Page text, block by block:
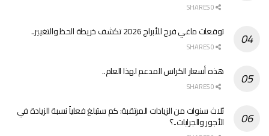
توقعات ماغي فرح للأبراج 2026 تكشف خريطة الحظ والتغيير..
هذه أسعار الكراس المدعم لهذا العام..
ثلاث سنوات من الزيادات المرتقبة: كم ستبلغ فعلياً نسبة الزيادة في
الأجور والجرايات..؟